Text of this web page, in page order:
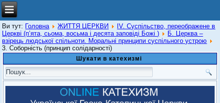
Ви тут: Головна ЖИТТЯ ЦЕРКВИ
IV. Суспільство, переображене в
Церкві (п’ята, сьома, восьма і десята заповіді Божі )
Б. Церква –
взірець людської спільноти. Моральні принципи суспільного устрою
3. Соборність (принцип солідарності)
Шукати в катехизмі